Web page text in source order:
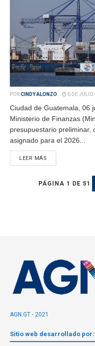
PORCINDY ALONZO 6 DE JULIO
Ciudad de Guatemala, 06
Ministerio de Finanzas
presupuestario preliminar,
asignado para el 2026...
LEER MÁS
PÁGINA 1 DE 51
AGN.GT - 2021
Sitio web desarrollado por: